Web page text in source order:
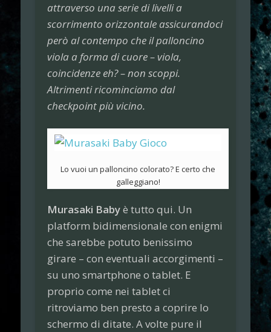
attraverso una serie di livelli a
scorrimento orizzontale assicurandoci
però al contempo che il palloncino
viola a forma di cuore – viola,
coincidenze eh? – non scoppi.
Altrimenti ricominciamo dal
checkpoint più vicino.
Lo vuoi un palloncino colorato? E certo che
galleggiano!
Murasaki Babyè tutto qui. Un
platform bidimensionale con enigmi
che sarebbe potuto benissimo
girare – con eventuali accorgimenti –
su uno smartphone o tablet. E
proprio come nei tablet ci
ritroviamo ben presto a coprire lo
schermo di ditate. A volte pure il